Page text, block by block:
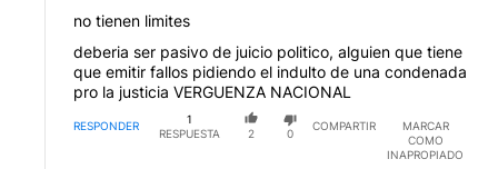
no tienen limites
deberia ser pasivo de juicio politico, alguien que tiene
que emitir fallos pidiendo el indulto de una condenada
pro la justicia VERGUENZA NACIONAL
RESPONDER
1
RESPUESTA
2 0
COMPARTIR
MARCAR
COMO
INAPROPIADO